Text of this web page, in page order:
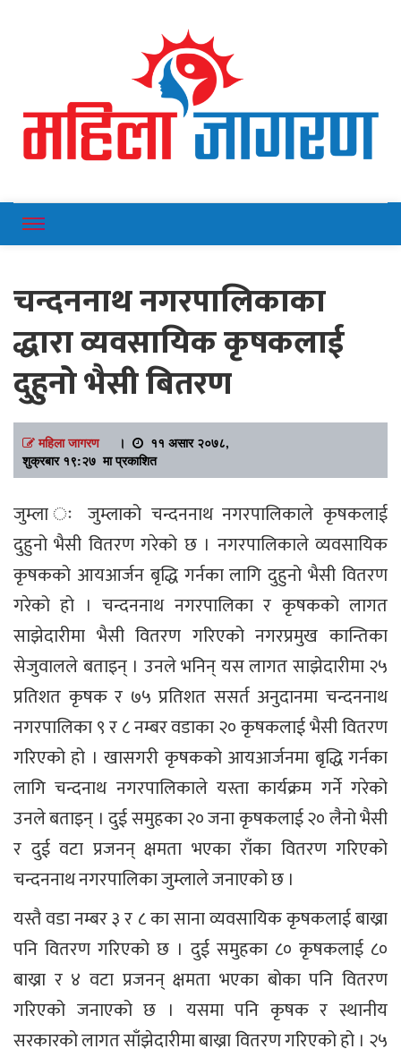
Mahilajagaran
चन्दननाथ नगरपालिकाका
द्धारा व्यवसायिक कृषकलाई
दुहुनो भैसी बितरण
महिला जागरण।
११ असार २०७८,
शुक्रबार १९:२७ मा प्रकाशित
जुम्ला ः जुम्लाको चन्दननाथ नगरपालिकाले कृषकलाई
दुहुनो भैसी वितरण गरेको छ । नगरपालिकाले व्यवसायिक
कृषकको आयआर्जन बृद्धि गर्नका लागि दुहुनो भैसी वितरण
गरेको हो । चन्दननाथ नगरपालिका र कृषकको लागत
साझेदारीमा भैसी वितरण गरिएको नगरप्रमुख कान्तिका
सेजुवालले बताइन् । उनले भनिन् यस लागत साझेदारीमा २५
प्रतिशत कृषक र ७५ प्रतिशत ससर्त अनुदानमा चन्दननाथ
नगरपालिका ९ र ८ नम्बर वडाका २० कृषकलाई भैसी वितरण
गरिएको हो । खासगरी कृषकको आयआर्जनमा बृद्धि गर्नका
लागि चन्दनाथ नगरपालिकाले यस्ता कार्यक्रम गर्ने गरेको
उनले बताइन् । दुई समुहका २० जना कृषकलाई २० लैनो भैसी
र दुई वटा प्रजनन् क्षमता भएका राँका वितरण गरिएको
चन्दननाथ नगरपालिका जुम्लाले जनाएको छ ।
यस्तै वडा नम्बर ३ र ८ का साना व्यवसायिक कृषकलाई बाख्रा
पनि वितरण गरिएको छ । दुई समुहका ८० कृषकलाई ८०
बाख्रा र ४ वटा प्रजनन् क्षमता भएका बोका पनि वितरण
गरिएको जनाएको छ । यसमा पनि कृषक र स्थानीय
सरकारको लागत साँझेदारीमा बाख्रा वितरण गरिएको हो । २५